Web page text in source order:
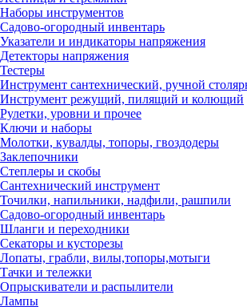
Наборы инструментов
Садово-огородный инвентарь
Указатели и индикаторы напряжения
Детекторы напряжения
Тестеры
Инструмент сантехнический, ручной
Инструмент режущий, пилящий и колющий
Рулетки, уровни и прочее
Ключи и наборы
Молотки, кувалды, топоры, гвоздодеры
Заклепочники
Степлеры и скобы
Сантехнический инструмент
Точилки, напильники, надфили, рашпили
Садово-огородный инвентарь
Шланги и переходники
Секаторы и кусторезы
Лопаты, грабли, вилы,топоры,мотыги
Тачки и тележки
Опрыскиватели и распылители
Лампы